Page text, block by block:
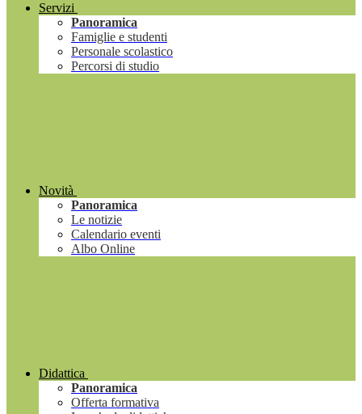
Servizi
Panoramica
Famiglie e studenti
Personale scolastico
Percorsi di studio
Novità
Panoramica
Le notizie
Calendario eventi
Albo Online
Didattica
Panoramica
Offerta formativa